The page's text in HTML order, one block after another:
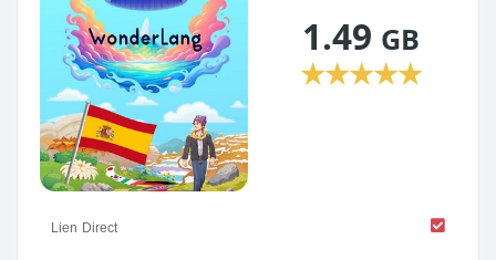
1.49 GB
★★★★★
Lien Direct